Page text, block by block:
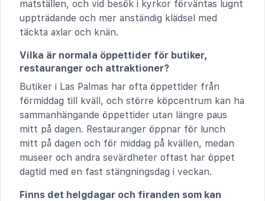
matställen, och vid besök i kyrkor förväntas lugnt
uppträdande och mer anständig klädsel med
täckta axlar och knän.
Vilka är normala öppettider för butiker,
restauranger och attraktioner?
Butiker i Las Palmas har ofta öppettider från
förmiddag till kväll, och större köpcentrum kan ha
sammanhängande öppettider utan längre paus
mitt på dagen. Restauranger öppnar för lunch
mitt på dagen och för middag på kvällen, medan
museer och andra sevärdheter oftast har öppet
dagtid med en fast stängningsdag i veckan.
Finns det helgdagar och firanden som kan